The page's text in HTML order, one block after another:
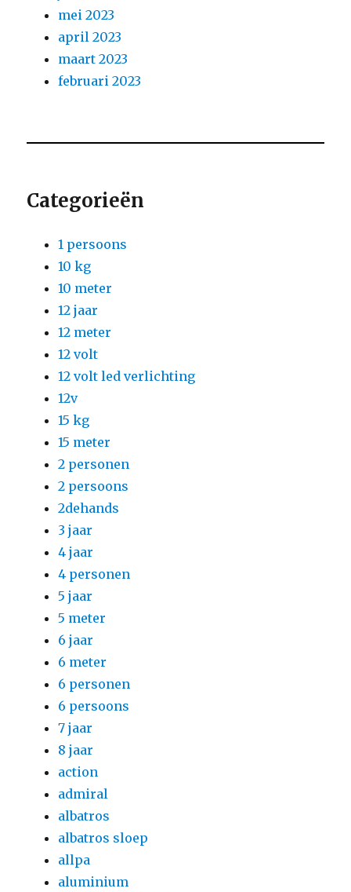
mei 2023
april 2023
maart 2023
februari 2023
Categorieën
1 persoons
10 kg
10 meter
12 jaar
12 meter
12 volt
12 volt led verlichting
12v
15 kg
15 meter
2 personen
2 persoons
2dehands
3 jaar
4 jaar
4 personen
5 jaar
5 meter
6 jaar
6 meter
6 personen
6 persoons
7 jaar
8 jaar
action
admiral
albatros
albatros sloep
allpa
aluminium